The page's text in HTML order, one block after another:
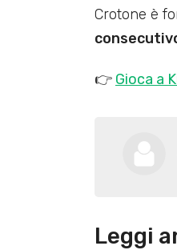
Crotone è
👉 Gioca a
Leggi